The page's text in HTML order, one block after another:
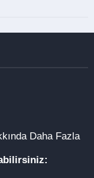
Daha Fazla